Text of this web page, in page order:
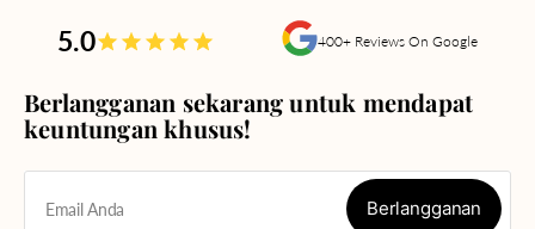
5.0 400+ Reviews On Google
Berlangganan sekarang untuk mendapat
keuntungan khusus!
Email Anda Berlangganan